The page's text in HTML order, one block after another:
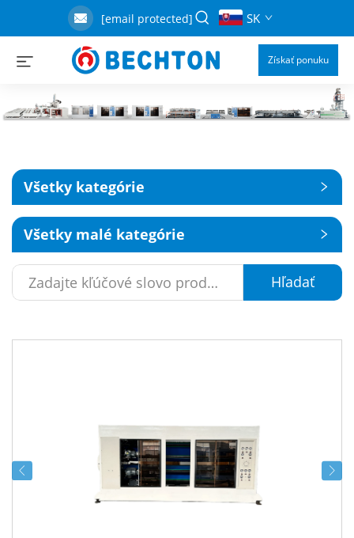
[email protected] SK
Získať ponuku
Všetky kategórie
Všetky malé kategórie
Hľadať